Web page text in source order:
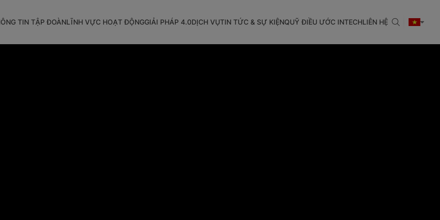
TIN TẬP ĐOÀNLĨNH VỰC HOẠT ĐỘNGGIẢI PHÁP 4.0DỊCH VỤTIN TỨC & SỰ KIỆNQUỸ ĐIỀU ƯỚC INTECHLIÊN HỆ